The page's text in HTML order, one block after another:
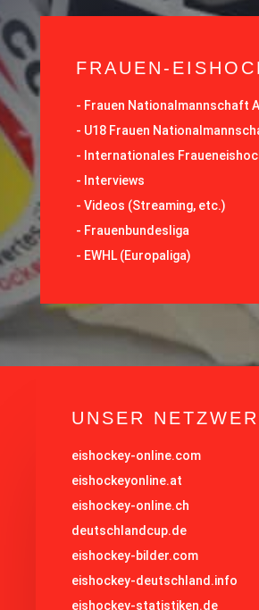
FRAUEN-
- Frauen Nationalmannschaft A
- U18 Frauen
- Internationales
- Interviews
- Videos (Streaming, etc.)
- Frauenbundesliga
- EWHL (Europaliga)
UNSER
eishockey-online.com
eishockeyonline.at
eishockey-online.ch
deutschlandcup.de
eishockey-bilder.com
eishockey-deutschland.info
eishockey-statistiken.de